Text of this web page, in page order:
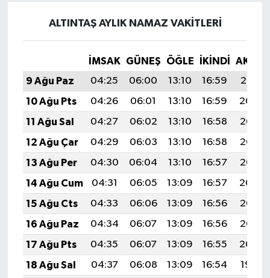
ALTINTAŞ AYLIK NAMAZ VAKITLERI
İMSAK GÜNEŞ ÖĞLE İKINDI
9 Ağu Paz
04:25 06:00 13:10 16:59
20:10
10 Ağu Pts
04:26 06:01 13:10 16:59
20:09
11 Ağu Sal
04:27 06:02 13:10 16:58
20:08
12 Ağu Çar
04:29 06:03 13:10 16:58
20:07
13 Ağu Per
04:30 06:04 13:10 16:57
20:05
14 Ağu Cum
04:31 06:05 13:09 16:57
20:04
15 Ağu Cts
04:33 06:06 13:09 16:56
20:03
16 Ağu Paz
04:34 06:07 13:09 16:56
20:02
17 Ağu Pts
04:35 06:07 13:09 16:55
20:00
18 Ağu Sal
04:37 06:08 13:09 16:54
19:59